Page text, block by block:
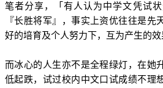
笔者分享，「有人认为中学文凭试
『长胜将军』，事实上资优往往是先
好的培育及个人努力下，互为产生的效
而冰心的人生亦不是全程绿灯，在她
低起跌，试过校内中文口试成绩不理